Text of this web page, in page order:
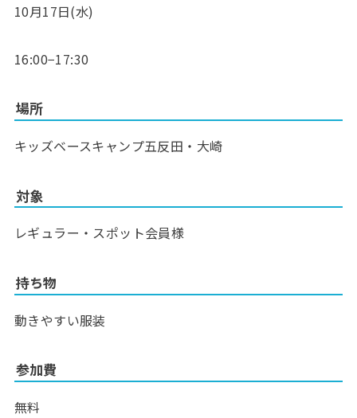
10月17日(水)
16:00−17:30
場所
キッズベースキャンプ五反田・大崎
対象
レギュラー・スポット会員様
持ち物
動きやすい服装
参加費
無料